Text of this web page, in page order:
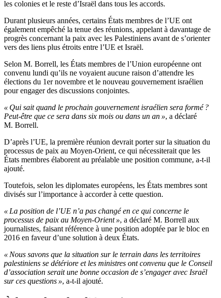
les colonies et le reste d’Israël dans tous les accords.
Durant plusieurs années, certains États membres de l’UE ont
également empêché la tenue des réunions, appelant à davantage de
progrès concernant la paix avec les Palestiniens avant de s’orienter
vers des liens plus étroits entre l’UE et Israël.
Selon M. Borrell, les États membres de l’Union européenne ont
convenu lundi qu’ils ne voyaient aucune raison d’attendre les
élections du 1er novembre et le nouveau gouvernement israélien
pour engager des discussions conjointes.
« Qui sait quand le prochain gouvernement israélien sera formé ?
Peut-être que ce sera dans six mois ou dans un an », a déclaré
M. Borrell.
D’après l’UE, la première réunion devrait porter sur la situation du
processus de paix au Moyen-Orient, ce qui nécessiterait que les
États membres élaborent au préalable une position commune, a-t-il
ajouté.
Toutefois, selon les diplomates européens, les États membres sont
divisés sur l’importance à accorder à cette question.
« La position de l’UE n’a pas changé en ce qui concerne le
processus de paix au Moyen-Orient », a déclaré M. Borrell aux
journalistes, faisant référence à une position adoptée par le bloc en
2016 en faveur d’une solution à deux États.
« Nous savons que la situation sur le terrain dans les territoires
palestiniens se détériore et les ministres ont convenu que le Conseil
d’association serait une bonne occasion de s’engager avec Israël
sur ces questions », a-t-il ajouté.